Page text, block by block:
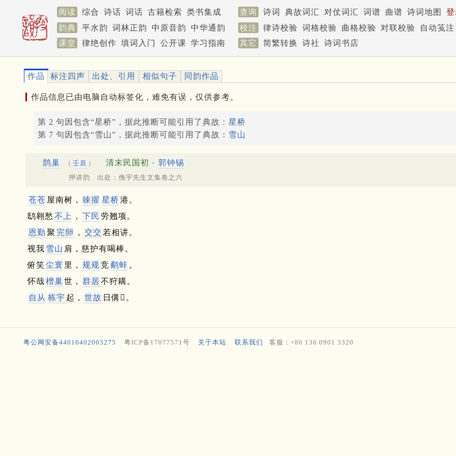
阅读 综合 诗话 词话 古籍检索 类书集成 查询 诗词 典故词汇 对仗词汇 词谱 曲谱 诗词地图
韵典
平水韵 词林正韵 中原音韵 中华通韵 校注 律诗校验 词格校验 曲格校验 对联校验
自动笺注
课堂
律绝创作 填词入门 公开课 学习指南 其它 简繁转换 诗社 诗词书店
作品 标注四声 出处、引用 相似句子 同韵作品
作品信息已由电脑自动标签化，难免有误，仅供参考。
第 2 句因包含“星桥”，据此推断可能引用了典故： 星桥
第 7 句因包含“雪山”，据此推断可能引用了典故： 雪山
鹊巢 （ 壬辰 ） 清末民国初 · 郭钟锡
押讲韵 出处：俛宇先生文集卷之六
苍苍 屋南树， 竦擢 星桥 港。
鸱翱愁 不上 ， 下民 劳翘项。
恩勤 聚 完卵 ， 交交 若相讲。
视我 雪山 肩，慈护有喝棒。
俯笑尘寰 里， 规规竞鹬蚌 。
怀哉橧巢世， 群居不狩耩。
自从 栋宇 起， 世故 日傋𠈵。
粤公网安备44010402003275 粤ICP备17077571号 关于本站 联系我们 客服：+86 136 0901 3320